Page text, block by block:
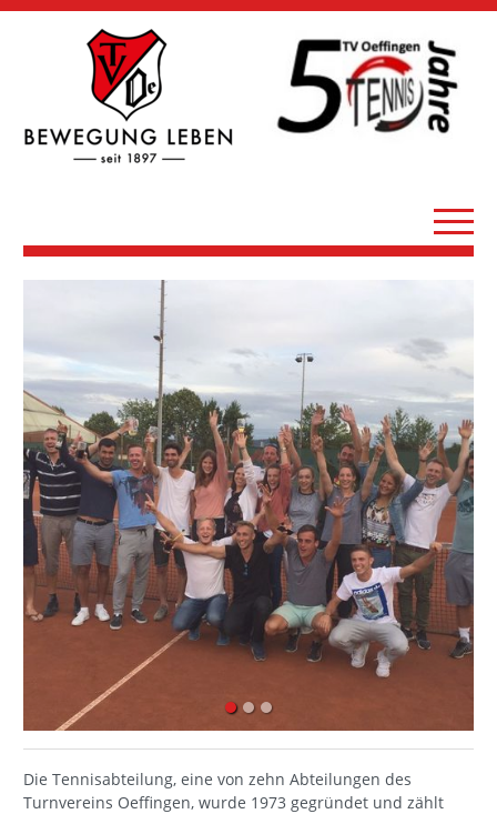
Die Tennisabteilung, eine von zehn Abteilungen des
Turnvereins Oeffingen, wurde 1973 gegründet und zählt